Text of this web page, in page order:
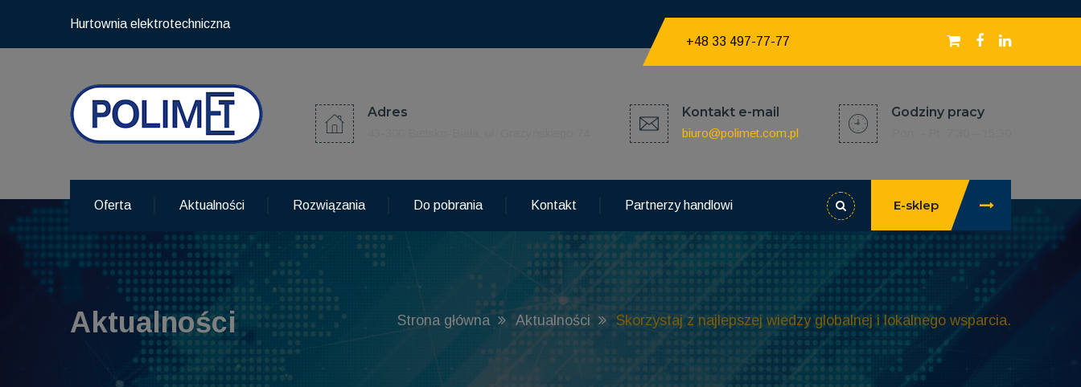
Hurtownia elektrotechniczna
+48 33 497-77-77
Adres Kontakt e-mail
biuro@polimet.com.pl
Godziny pracy
Oferta Aktualności Rozwiązania Do pobrania Kontakt Partnerzy handlowi E-sklep
Aktualności Strona główna Aktualności Skorzystaj z najlepszej wiedzy globalnej i lokalnego wsparcia.